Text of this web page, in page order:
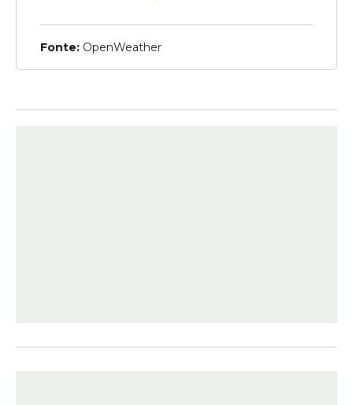
TAF de concurso para
delegado da Polícia Civil
Certame
Fonte: OpenWeather